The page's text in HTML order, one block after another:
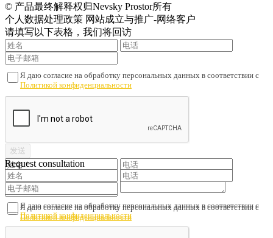
© 产品最终解释权归Nevsky Prostor所有
个人数据处理政策 网站成立与推广-网络客户
请填写以下表格，我们将回访
Я даю согласие на обработку персональных данных в соответствии с
Политикой конфиденциальности
Request consultation
Я даю согласие на обработку персональных данных в соответствии с
Политикой конфиденциальности
Я даю согласие на обработку персональных данных в соответствии с
Политикой конфиденциальности